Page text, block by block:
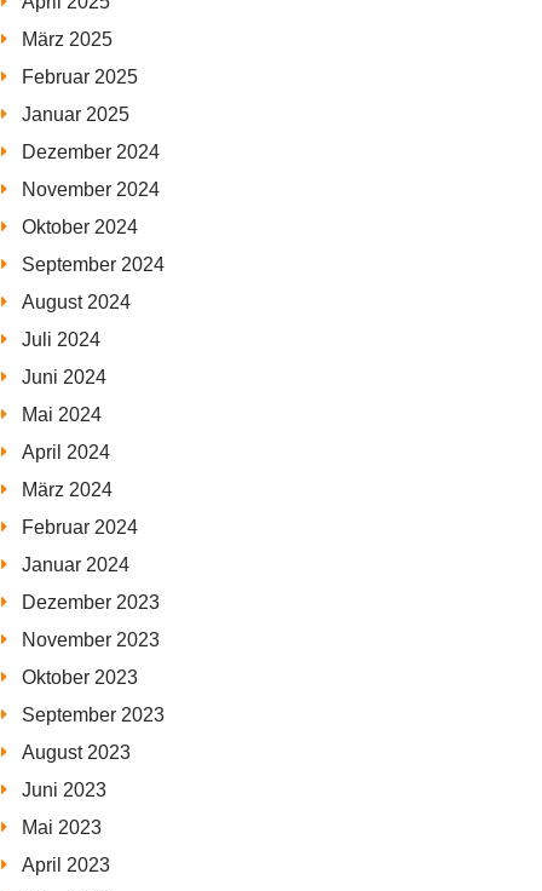
März 2025
Februar 2025
Januar 2025
Dezember 2024
November 2024
Oktober 2024
September 2024
August 2024
Juli 2024
Juni 2024
Mai 2024
April 2024
März 2024
Februar 2024
Januar 2024
Dezember 2023
November 2023
Oktober 2023
September 2023
August 2023
Juni 2023
Mai 2023
April 2023